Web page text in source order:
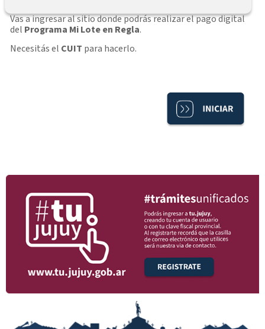
Vas a ingresar al sitio donde podrás realizar el pago digital
del Programa Mi Lote en Regla.
Necesitás el CUIT para hacerlo.